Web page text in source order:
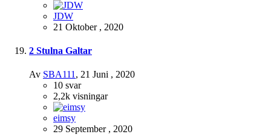
JDW
21 Oktober , 2020
2 Stulna Galtar
Av SBA111 , 21 Juni , 2020
10 svar
2,2k visningar
eimsy
29 September , 2020